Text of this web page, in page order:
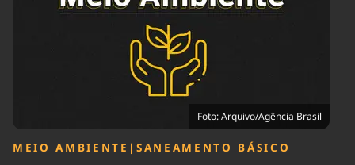
Tecnologia
Educação
Infraestrutura
Internacional
Saúde
Foto: Arquivo/Agência Brasil
MEIO AMBIENTE |SANEAMENTO BÁSICO